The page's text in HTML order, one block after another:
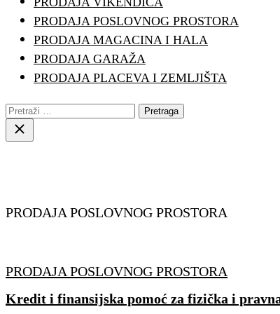
PRODAJA POSLOVNOG PROSTORA
PRODAJA MAGACINA I HALA
PRODAJA GARAŽA
PRODAJA PLACEVA I ZEMLJIŠTA
Pretraga:
Close
search
PRODAJA POSLOVNOG PROSTORA
PRODAJA POSLOVNOG PROSTORA
Kredit i finansijska pomoć za fizička i